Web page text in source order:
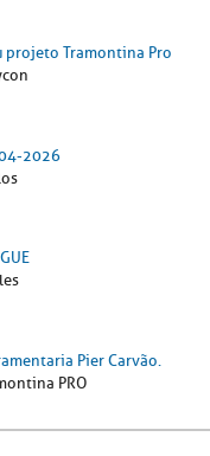
projeto Tramontina Pro
2026
Pier Carvão.
PRO